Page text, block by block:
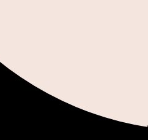
sind essenziell für den Betrieb